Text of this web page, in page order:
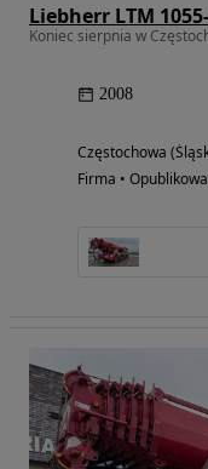
Liebherr LTM
Koniec sierpnia w
2008
Częstochowa
Firma •